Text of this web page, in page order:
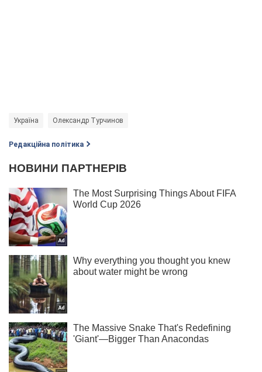
Україна Олександр Турчинов
Редакційна політика